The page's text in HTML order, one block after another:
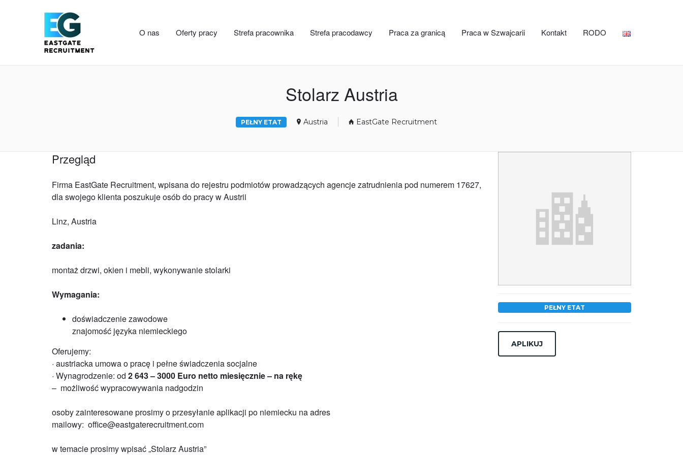
O nas Oferty pracy Strefa pracownika Strefa pracodawcy Praca za granicą Praca w Szwajcarii Kontakt RODO
Stolarz Austria
PEŁNY ETAT Austria EastGate Recruitment
Przegląd
Firma EastGate Recruitment, wpisana do rejestru podmiotów prowadzących agencje zatrudnienia pod numerem 17627,
dla swojego klienta poszukuje osób do pracy w Austrii
Linz, Austria
zadania:
montaż drzwi, okien i mebli, wykonywanie stolarki
Wymagania:
doświadczenie zawodowe
znajomość języka niemieckiego
Oferujemy:
· austriacka umowa o pracę i pełne świadczenia socjalne
· Wynagrodzenie: od 2 643 – 3000 Euro netto miesięcznie – na rękę
– możliwość wypracowywania nadgodzin
osoby zainteresowane prosimy o przesyłanie aplikacji po niemiecku na adres
mailowy: office@eastgaterecruitment.com
w temacie prosimy wpisać „Stolarz Austria”
PEŁNY ETAT